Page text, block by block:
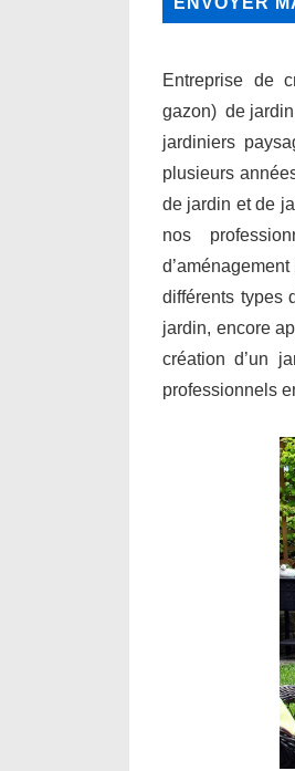
Entreprise de
gazon) de
jardiniers
plusieurs
de jardin et de
nos
différents types
jardin, encore
création d’un
professionnels